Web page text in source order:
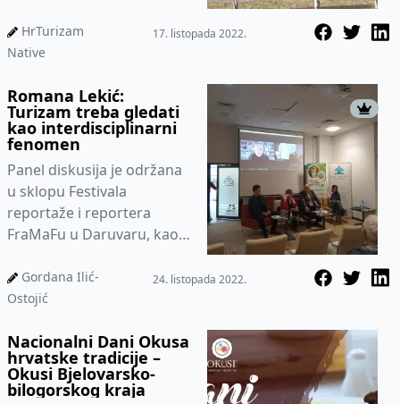
HrTurizam
Native
17. listopada 2022.
Romana Lekić:
Turizam treba gledati
kao interdisciplinarni
fenomen
Panel diskusija je održana
u sklopu Festivala
reportaže i reportera
FraMaFu u Daruvaru, kao
stručnjaka i novinara
Gordana Ilić-
Ostojić
24. listopada 2022.
Nacionalni Dani Okusa
hrvatske tradicije –
Okusi Bjelovarsko-
bilogorskog kraja